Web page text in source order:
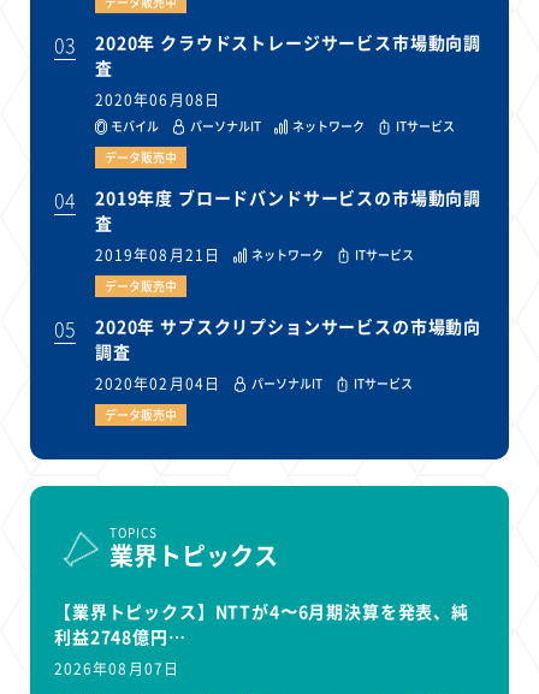
03
2020年 クラウドストレージサービス市場動向調
査
2020年06月08日
モバイル パーソナルIT ネットワーク
ITサービス
データ販売中
04
2019年度 ブロードバンドサービスの市場動向調
査
2019年08月21日 ネットワーク
ITサービス
データ販売中
05
2020年 サブスクリプションサービスの市場動向
調査
2020年02月04日 パーソナルIT
ITサービス
データ販売中
TOPICS
業界トピックス
【業界トピックス】NTTが4〜6月期決算を発表、純
利益2748億円…
2026年08月07日